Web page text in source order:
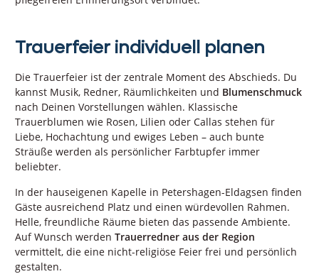
Trauerfeier individuell planen
Die Trauerfeier ist der zentrale Moment des Abschieds. Du
kannst Musik, Redner, Räumlichkeiten und Blumenschmuck
nach Deinen Vorstellungen wählen. Klassische
Trauerblumen wie Rosen, Lilien oder Callas stehen für
Liebe, Hochachtung und ewiges Leben – auch bunte
Sträuße werden als persönlicher Farbtupfer immer
beliebter.
In der hauseigenen Kapelle in Petershagen-Eldagsen finden
Gäste ausreichend Platz und einen würdevollen Rahmen.
Helle, freundliche Räume bieten das passende Ambiente.
Auf Wunsch werden Trauerredner aus der Region
vermittelt, die eine nicht-religiöse Feier frei und persönlich
gestalten.